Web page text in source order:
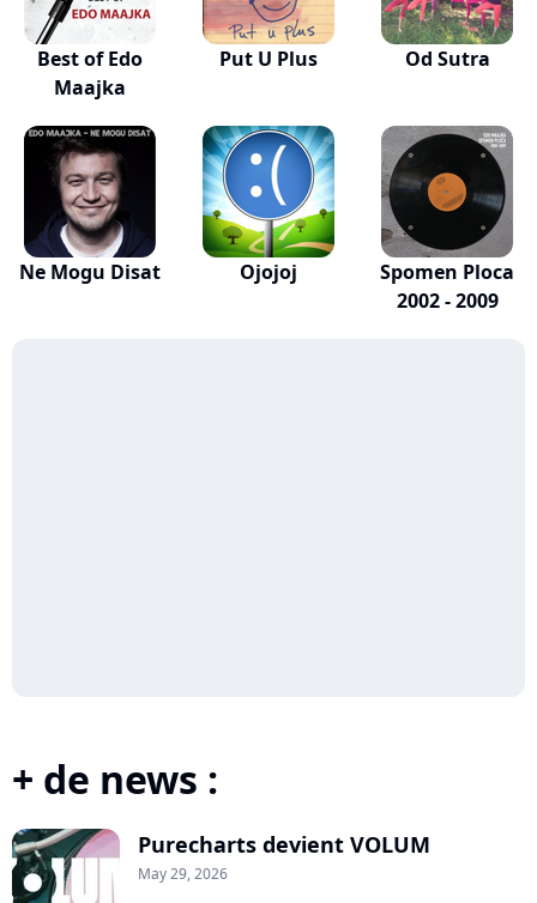
Best of Edo
Maajka
Put U Plus Od Sutra
Ne Mogu Disat Ojojoj
Spomen Ploca
2002 - 2009
+ de news :
Purecharts devient VOLUM
May 29, 2026